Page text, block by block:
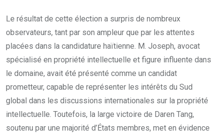
Le résultat de cette élection a surpris de nombreux
observateurs, tant par son ampleur que par les attentes
placées dans la candidature haïtienne. M. Joseph, avocat
spécialisé en propriété intellectuelle et figure influente dans
le domaine, avait été présenté comme un candidat
prometteur, capable de représenter les intérêts du Sud
global dans les discussions internationales sur la propriété
intellectuelle. Toutefois, la large victoire de Daren Tang,
soutenu par une majorité d’États membres, met en évidence